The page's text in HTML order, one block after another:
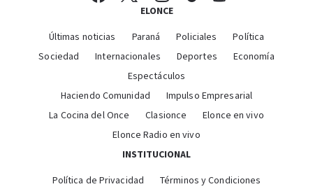
ELONCE
Últimas noticias Paraná Policiales
Política
Sociedad
Internacionales Deportes
Economía
Espectáculos
Haciendo Comunidad
Impulso Empresarial
La Cocina del Once
Clasionce
Elonce en vivo
Elonce Radio en vivo
INSTITUCIONAL
Política de Privacidad Términos y Condiciones